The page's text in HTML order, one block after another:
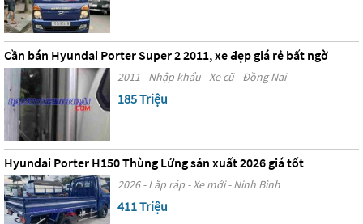
Cần bán Hyundai Porter Super 2 2011, xe đẹp giá rẻ bất ngờ
2011 - Nhập khẩu - Xe cũ - Đồng Nai
185 Triệu
Hyundai Porter H150 Thùng Lửng sản xuất 2026 giá tốt
2026 - Lắp ráp - Xe mới - Ninh Bình
411 Triệu